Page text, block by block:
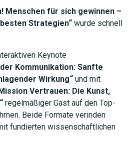
Menschen für sich gewinnen –
Strategien“ wurde schnell
Keynote
Kommunikation: Sanfte
Wirkung“ und mit
Vertrauen: Die Kunst,
regelmäßiger Gast auf den Top-
Beide Formate verinden
fundierten wissenschaftlichen